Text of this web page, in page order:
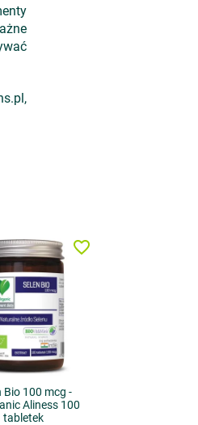
Bio 100 mcg -
Aliness 100
tabletek
favorite_border